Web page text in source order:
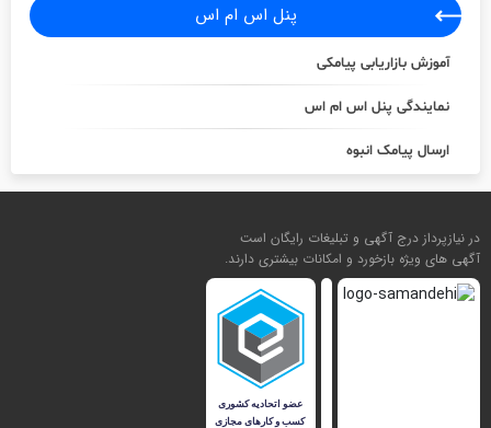
پنل اس ام اس
آموزش بازاریابی پیامکی
نمایندگی پنل اس ام اس
ارسال پیامک انبوه
در نیازپرداز درج آگهی و تبلیغات رایگان است
آگهی های ویژه بازخورد و امکانات بیشتری دارند.